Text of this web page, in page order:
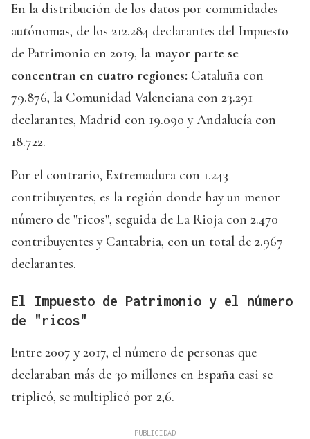
En la distribución de los datos por comunidades
autónomas, de los 212.284 declarantes del Impuesto
de Patrimonio en 2019, la mayor parte se
concentran en cuatro regiones: Cataluña con
79.876, la Comunidad Valenciana con 23.291
declarantes, Madrid con 19.090 y Andalucía con
18.722.
Por el contrario, Extremadura con 1.243
contribuyentes, es la región donde hay un menor
número de "ricos", seguida de La Rioja con 2.470
contribuyentes y Cantabria, con un total de 2.967
declarantes.
El Impuesto de Patrimonio y el número
de "ricos"
Entre 2007 y 2017, el número de personas que
declaraban más de 30 millones en España casi se
triplicó, se multiplicó por 2,6.